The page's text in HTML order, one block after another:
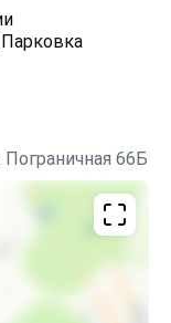
дивана
ванна ,
спальни :1 и 2
двухспальная
, две
: туалет с
Парковка
Пограничная 66Б